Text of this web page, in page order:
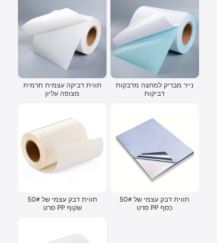
תווית דביקה עצמית תרמית
מצופה עליון
נייר מבריק למחצה מדבקות
דביקות
50# תווית דבק עצמי של
סרט PP שקוף
50# תווית דבק עצמי של
סרט PP כסף